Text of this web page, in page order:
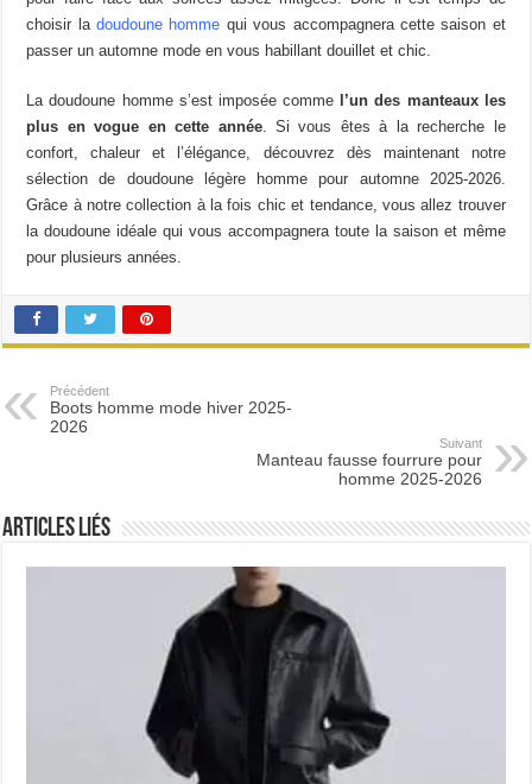
sur
la
du
produit
choisir ladoudoune homme qui vous accompagnera cette saison et
passer un automne mode en vous habillant douillet et chic.
La doudoune homme s’est imposée comme
l’un des manteaux les
plus en vogue en cette année. Si vous êtes à la recherche le
confort, chaleur et l’élégance, découvrez dès maintenant notre
sélection de doudoune légère homme pour automne 2025-2026.
Grâce à notre collection à la fois chic et tendance, vous allez trouver
la doudoune idéale qui vous accompagnera toute la saison et même
pour plusieurs années.
Précédent
Boots homme mode hiver 2025-
2026
Suivant
Manteau fausse fourrure pour
homme 2025-2026
Articles Liés